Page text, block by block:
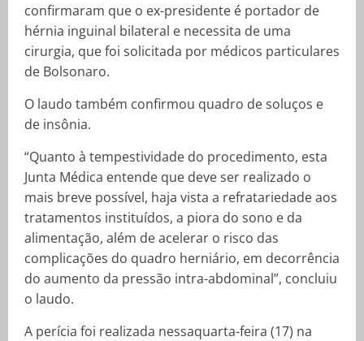
confirmaram que o ex-presidente é portador de
hérnia inguinal bilateral e necessita de uma
cirurgia, que foi solicitada por médicos particulares
de Bolsonaro.
O laudo também confirmou quadro de soluços e
de insônia.
“Quanto à tempestividade do procedimento, esta
Junta Médica entende que deve ser realizado o
mais breve possível, haja vista a refratariedade aos
tratamentos instituídos, a piora do sono e da
alimentação, além de acelerar o risco das
complicações do quadro herniário, em decorrência
do aumento da pressão intra-abdominal”, concluiu
o laudo.
A perícia foi realizada nessaquarta-feira (17) na